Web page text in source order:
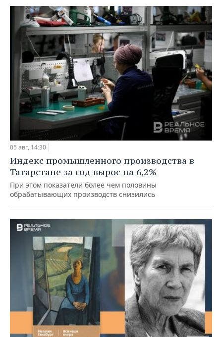
05 авг, 14:30
Индекс промышленного производства в
Татарстане за год вырос на 6,2%
При этом показатели более чем половины
обрабатывающих производств снизились